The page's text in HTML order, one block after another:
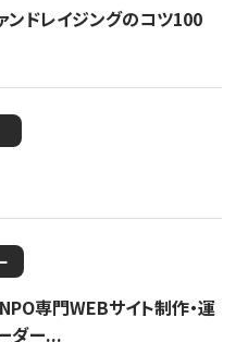
ンドレイジングのコツ100
NPO専門WEBサイト制作・運
ダー...